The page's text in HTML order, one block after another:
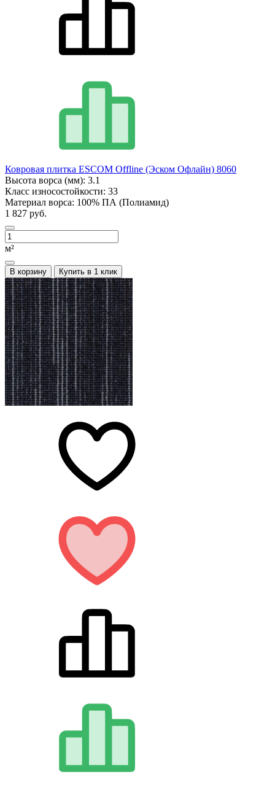
Ковровая плитка ESCOM Offline (Эском Офлайн) 8060
Высота ворса (мм): 3.1
Класс износостойкости: 33
Материал ворса: 100% ПА (Полиамид)
1 827 руб.
м²
В корзину Купить в 1 клик